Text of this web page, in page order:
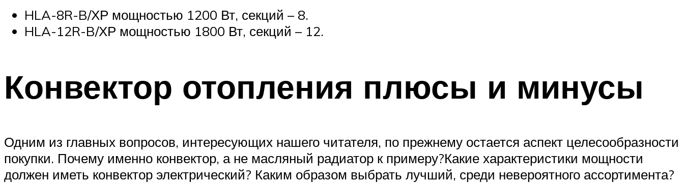
HLA-8R-B/ХР мощностью 1200 Вт, секций – 8.
HLA-12R-B/ХР мощностью 1800 Вт, секций – 12.
Конвектор отопления плюсы и минусы
Одним из главных вопросов, интересующих нашего читателя, по прежнему остается аспект целесообразности
покупки. Почему именно конвектор, а не масляный радиатор к примеру?Какие характеристики мощности
должен иметь конвектор электрический? Каким образом выбрать лучший, среди невероятного ассортимента?